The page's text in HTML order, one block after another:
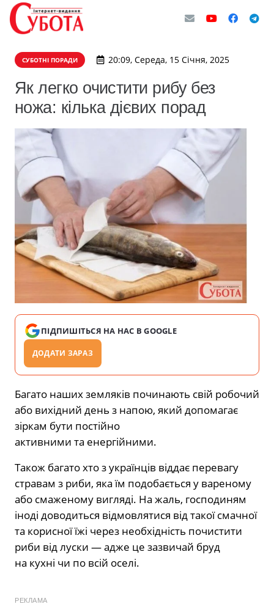
СУБОТНІ ПОРАДИ 20:09, Середа, 15 Січня, 2025
Як легко очистити рибу без
ножа: кілька дієвих порад
ПІДПИШІТЬСЯ НА НАС В GOOGLE
ДОДАТИ ЗАРАЗ
Багато наших земляків починають свій робочий
або вихідний день з напою, який допомагає
зіркам бути постійно
активними та енергійними.
Також багато хто з українців віддає перевагу
стравам з риби, яка їм подобається у вареному
або смаженому вигляді. На жаль, господиням
іноді доводиться відмовлятися від такої смачної
та корисної їжі через необхідність почистити
риби від луски — адже це зазвичай бруд
на кухні чи по всій оселі.
РЕКЛАМА